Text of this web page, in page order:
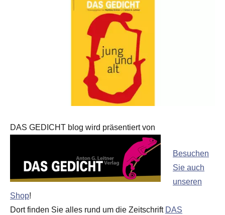
DAS GEDICHT blog wird präsentiert von
Besuchen
Sie auch
unseren
Shop!
Dort finden Sie alles rund um die Zeitschrift DAS